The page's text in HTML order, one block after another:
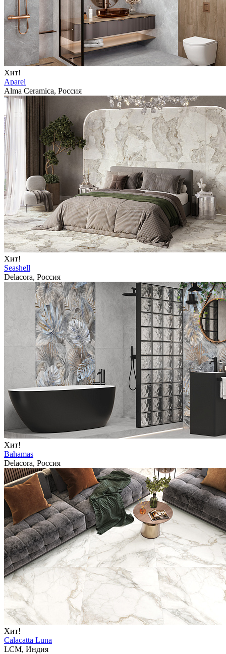
Хит!
Aparel
Alma Ceramica, Россия
Хит!
Seashell
Delacora, Россия
Хит!
Bahamas
Delacora, Россия
Хит!
Calacatta Luna
LCM, Индия